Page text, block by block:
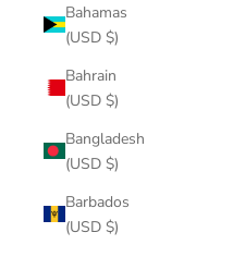
Bahamas
(USD $)
Bahrain
(USD $)
Bangladesh
(USD $)
Barbados
(USD $)